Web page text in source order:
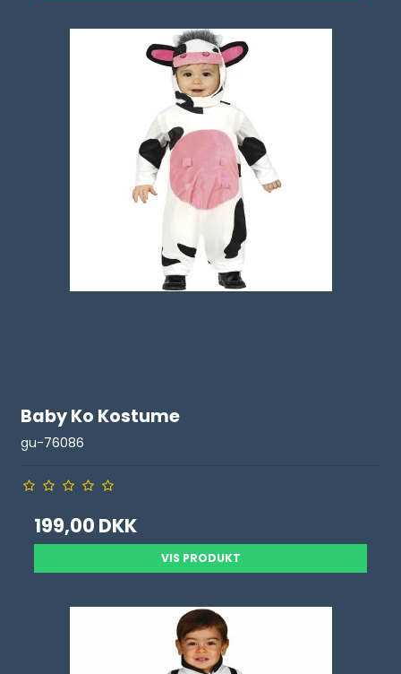
Baby Ko Kostume
gu-76086
199,00 DKK
VIS PRODUKT